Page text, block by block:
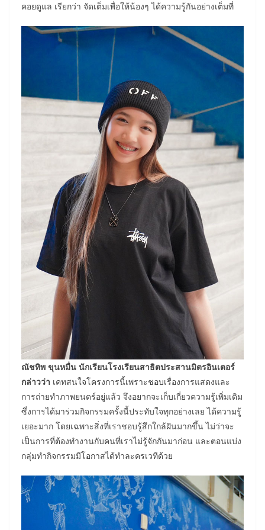
คอยดูแล เรียกว่า จัดเต็มเพื่อให้น้องๆ ได้ความรู้กันอย่างเต็มที่
ณัชทิพ ขุนหมื่น นักเรียนโรงเรียนสาธิตประสานมิตรอินเตอร์
กล่าวว่า เคทสนใจโครงการนี้เพราะชอบเรื่องการแสดงและ
การถ่ายทำภาพยนตร์อยู่แล้ว จึงอยากจะเก็บเกี่ยวความรู้เพิ่มเติม
ซึ่งการได้มาร่วมกิจกรรมครั้งนี้ประทับใจทุกอย่างเลย ได้ความรู้
เยอะมาก โดยเฉพาะสิ่งที่เราชอบรู้สึกใกล้ฝันมากขึ้น ไม่ว่าจะ
เป็นการที่ต้องทำงานกับคนที่เราไม่รู้จักกันมาก่อน และตอนแบ่ง
กลุ่มทำกิจกรรมมีโอกาสได้ทำละครเวทีด้วย